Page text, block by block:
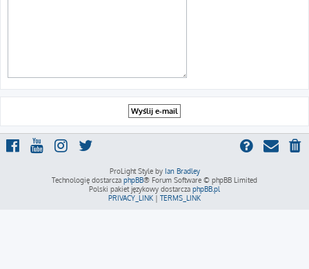
ProLight Style by Ian Bradley
Technologię dostarcza phpBB® Forum Software © phpBB Limited
Polski pakiet językowy dostarcza phpBB.pl
PRIVACY_LINK | TERMS_LINK